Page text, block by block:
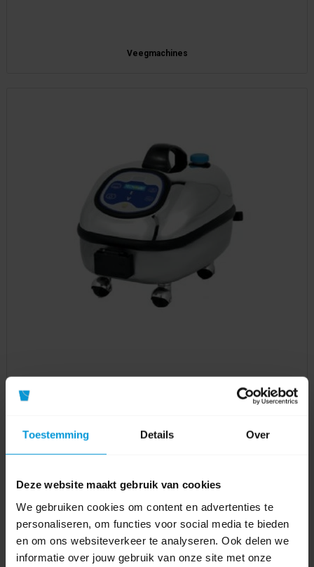
Toestemming Details Over
Deze website maakt gebruik van cookies
We gebruiken cookies om content en advertenties te
personaliseren, om functies voor social media te bieden
en om ons websiteverkeer te analyseren. Ook delen we
informatie over jouw gebruik van onze site met onze
Veegmachines